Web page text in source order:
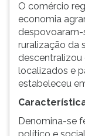
O comércio
economia
ruralização da
descentralizou
localizados e
estabeleceu
Denomina-se